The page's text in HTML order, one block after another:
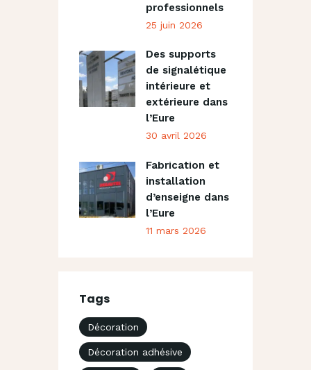
professionnels
25 juin 2026
Des supports
de signalétique
intérieure et
extérieure dans
l’Eure
30 avril 2026
Fabrication et
installation
d’enseigne dans
l’Eure
11 mars 2026
Tags
Décoration
Décoration adhésive